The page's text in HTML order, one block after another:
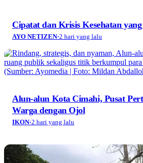
Menyambut Hari Kemerdekaan
Tulisan dari Semangat
Dinamika Kota Bandung
AYO NETIZEN·3 hari yang lalu